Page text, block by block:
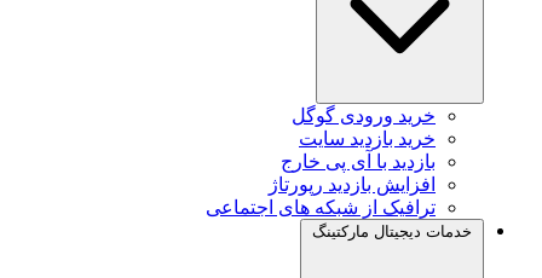
خرید ورودی گوگل
خرید بازدید سایت
بازدید با آی پی خارج
افزایش بازدید رپورتاژ
ترافیک از شبکه های اجتماعی
خدمات دیجیتال مارکتینگ